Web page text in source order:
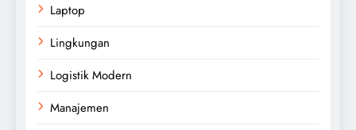
Laptop
Lingkungan
Logistik Modern
Manajemen